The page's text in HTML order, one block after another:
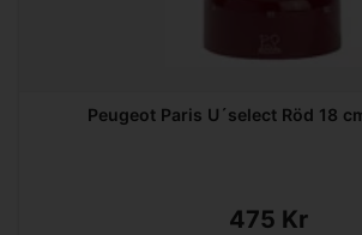
Peugeot Paris U´select Röd 18
475 Kr